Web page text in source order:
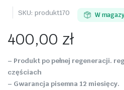
SKU: produkt170 W
400,00 zł
– Produkt po pełnej regeneracji.
częściach
– Gwarancja pisemna 12 miesięcy.